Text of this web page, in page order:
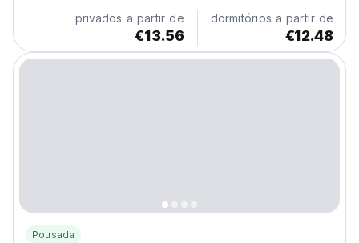
The Boardwalk, 6.2 km from Port Elizabeth Golf...
privados a partir de
€13.56
dormitórios a partir de
€12.48
Pousada